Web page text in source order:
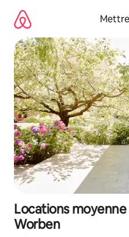
directement
contenu
Locations
Worben